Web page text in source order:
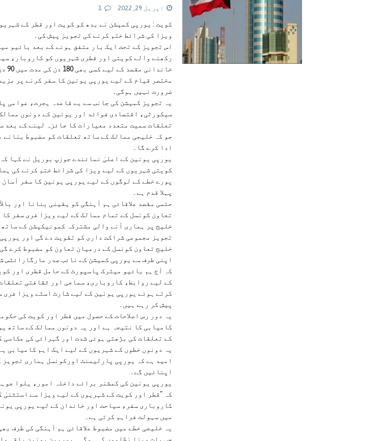
اپریل 29, 2022 1
کویت : یورپی کمیشن نے بدھ کو کویت اور قطر کے
ویزا کی شرائط ختم کرنے کی تجویز پیش کی۔
اس تجویز کے تحت ایک بار متفق ہونے کے بعد بائیو
رکھنے والے کویتی اور قطری شہریوں کو کاروبار،
مختصر قیام کے لیے یورپی یونین کا سفر کرنے پر
ضرورت نہیں ہوگی۔
یہ تجویز کمیشن کی جانب سے بے قاعدہ ہجرت، عوامی
سیکورٹی، اقتصادی فوائد اور یونین کے دونوں
تعلقات سمیت متعدد معیارات کا جائزہ لینے کے بعد
جو کہ خلیجی ممالک کے ساتھ تعلقات کو مضبوط بنانے
ادا کرے گا۔
یورپی یونین کے اعلیٰ نمائندے جوزپ بوریل نے کہا
کویتی شہریوں کے لیے ویزا کی شرائط ختم کرنے کی
پورے خطے کے لوگوں کے لیے یورپی یونین کا سفر آسان
پہلا قدم ہے۔
حتمی مقصد علاقائی ہم آہنگی کو یقینی بنانا اور
تعاون کونسل کے تمام ممالک کے لیے ویزا فری سفر کا
خلیج پر ہماری آنے والی مشترکہ کمونیکیشن کے ساتھ
تجویز مجموعی شراکت داری کو تقویت دے گی اور
خلیج تعاون کونسل کے درمیان تعاون کو مضبوط کرے گی۔
اپنی طرف سے یورپی کمیشن کے نائب صدر مارگارائٹس
کہ آج ہم بائیو میٹرک پاسپورٹ کے حامل قطری اور
کے لیے روابط، کاروباری، سماجی اور ثقافتی
کرتے ہوئے یورپی یونین کے لیے شارٹ اسٹے ویزا فری
پیش کر رہے ہیں۔
یہ دور رس اصلاحات کے حصول میں قطر اور کویت کی
کامیابی کا نتیجہ ہے اور یہ دونوں ممالک کے ساتھ
کے تعلقات کی بڑھتی ہوئی شدت اور گہرائی کی عکاسی
یہ دونوں خطوں کے شہریوں کے لیے ایک اہم کامیابی
امید ہے کہ یورپی پارلیمنٹ اورکونسل ہماری تجویز
اپنائیں گے۔
یورپی یونین کی کمشنر برائے داخلہ امور، یلوا
کہ "قطر اور کویت کے شہریوں کے لیے ویزا سے استثنیٰ
کاروباری سفر، سیاحت اور خاندان کے لیے یورپی
میں سہولت فراہم کرتی ہے۔
یہ خلیجی خطے میں مضبوط علاقائی ہم آہنگی کی طرف
جب بات ویزا نظاموں کی ہوگی۔ یورپین یونین باقی